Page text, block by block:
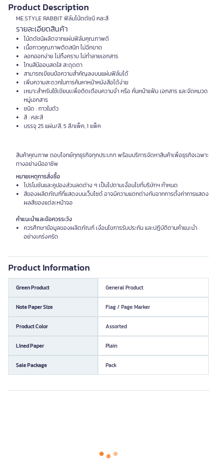
Product Description
ME.STYLE RABBIT ฟิล์มโน้ตดัชนี คละสี
รายละเอียดสินค้า
โน้ตดัชนีผลิตจากแผ่นฟิล์มคุณภาพดี
เนื้อกาวคุณภาพติดสนิท ไม่ฉีกขาด
ลอกออกง่าย ไม่ทิ้งคราบ ไม่ทำลายเอกสาร
โทนสีนีออนสดใส สะดุดตา
สามารถเขียนข้อความสำคัญลงบนแผ่นฟิล์มได้
เพิ่มความสะดวกในการค้นหาหน้าหนังสือได้ง่าย
เหมาะสำหรับใช้เขียนเเพื่อติดเตือนความจำ หรือ คั่นหน้าแฟ้ม เอกสาร และจัดหมวด
หมู่เอกสาร
ชนิด : กาวในตัว
สี : คละสี
บรรจุ 25 แผ่น/สี, 5 สี/แพ็ค, 1 แพ็ค
สินค้าคุณภาพ ตอบโจทย์ทุกธุรกิจทุกประเภท พร้อมบริการจัดหาสินค้าเพื่อธุรกิจเฉพาะ
ทางอย่างมืออาชีพ
หมายเหตุการสั่งซื้อ
โปรโมชันและคูปองส่วนลดต่าง ๆ เป็นไปตามเงื่อนไขที่บริษัทฯ กำหนด
สีของผลิตภัณฑ์ที่แสดงบนเว็บไซต์ อาจมีความแตกต่างกันจากการตั้งค่าการแสดง
ผลสีของแต่ละหน้าจอ
คำแนะนำและข้อควรระวัง
ควรศึกษาข้อมูลของผลิตภัณฑ์ เงื่อนไขการรับประกัน และปฏิบัติตามคำแนะนำ
อย่างเคร่งครัด
Product Information
Green Product General Product
Note Paper Size Flag / Page Marker
Product Color Assorted
Lined Paper Plain
Sale Package Pack